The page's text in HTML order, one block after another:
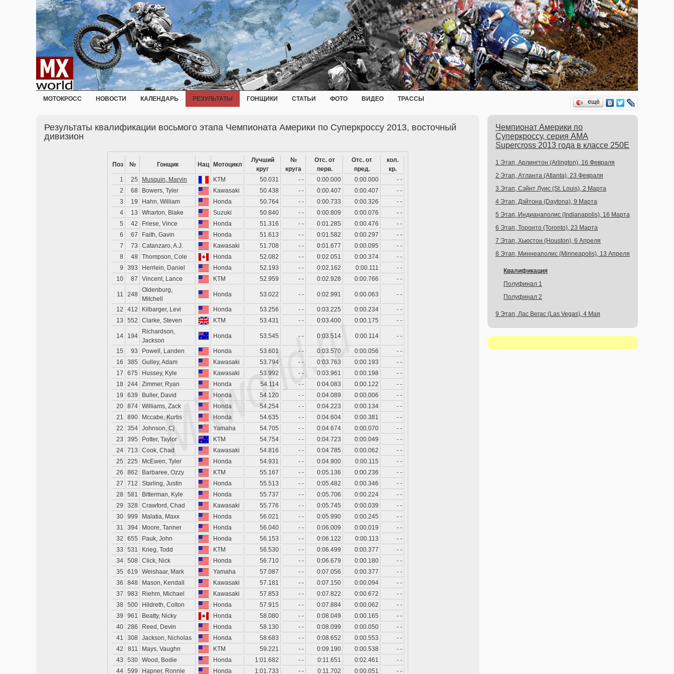
МОТОКРОСС НОВОСТИ КАЛЕНДАРЬ РЕЗУЛЬТАТЫ ГОНЩИКИ СТАТЬИ ФОТО ВИДЕО ТРАССЫ ещё
Результаты квалификации восьмого этапа Чемпионата Америки по Суперкроссу 2013, восточный
дивизион
Поз № Гонщик Нац Мотоцикл
Лучший
круг
№
круга
Отс. от
перв.
Отс. от
пред.
кол.
кр.
1
25 Musquin, Marvin KTM 50.031 - - 0:00.000 0:00.000
- -
2
68 Bowers, Tyler Kawasaki 50.438 - - 0:00.407 0:00.407
- -
3
19 Hahn, William Honda 50.764 - - 0:00.733 0:00.326
- -
4
13 Wharton, Blake Suzuki 50.840 - - 0:00.809 0:00.076
- -
5
42 Friese, Vince Honda 51.316 - - 0:01.285 0:00.476
- -
6
67 Faith, Gavin Honda 51.613 - - 0:01.582 0:00.297
- -
7
73 Catanzaro, A.J. Kawasaki 51.708 - - 0:01.677 0:00.095
- -
8
48 Thompson, Cole Honda 52.082 - - 0:02.051 0:00.374
- -
9
393 Herrlein, Daniel Honda 52.193 - - 0:02.162 0:00.111
- -
10
87 Vincent, Lance KTM 52.959 - - 0:02.928 0:00.766 - -
11 248
Oldenburg,
Mitchell
Honda 53.022 - - 0:02.991 0:00.063 - -
12 412 Kilbarger, Levi Honda 53.256 - - 0:03.225 0:00.234
- -
13
552 Clarke, Steven KTM 53.431 - - 0:03.400 0:00.175 - -
14 194
Richardson,
Jackson
Honda 53.545 - - 0:03.514 0:00.114 - -
15 93 Powell, Landen Honda 53.601 - - 0:03.570 0:00.056
- -
16
385 Gulley, Adam Kawasaki 53.794 - - 0:03.763 0:00.193
- -
17
675 Hussey, Kyle Kawasaki 53.992 - - 0:03.961 0:00.198
- -
18
244 Zimmer, Ryan Honda 54.114 - - 0:04.083 0:00.122
- -
19
639 Buller, David Honda 54.120 - - 0:04.089 0:00.006
- -
20 874 Williams, Zack Honda 54.254 - - 0:04.223 0:00.134
- -
21
890 Mccabe, Kurtis Honda 54.635 - - 0:04.604 0:00.381
- -
22
354 Johnson, Cj Yamaha 54.705 - - 0:04.674 0:00.070
- -
23
395 Potter, Taylor KTM 54.754 - - 0:04.723 0:00.049
- -
24 713 Cook, Chad Kawasaki 54.816 - - 0:04.785 0:00.062
- -
25
225 McEwen, Tyler Honda 54.931 - - 0:04.900 0:00.115
- -
26
862 Barbaree, Ozzy KTM 55.167 - - 0:05.136 0:00.236
- -
27
712 Starling, Justin Honda 55.513 - - 0:05.482 0:00.346
- -
28
581 Bitterman, Kyle Honda 55.737 - - 0:05.706 0:00.224
- -
29
328 Crawford, Chad Kawasaki 55.776 - - 0:05.745 0:00.039
- -
30 999 Malatia, Maxx Honda 56.021 - - 0:05.990 0:00.245
- -
31
394 Moore, Tanner Honda 56.040 - - 0:06.009 0:00.019
- -
32
655 Pauk, John Honda 56.153 - - 0:06.122 0:00.113
- -
33
531 Krieg, Todd KTM 56.530 - - 0:06.499 0:00.377
- -
34 508 Click, Nick Honda 56.710 - - 0:06.679 0:00.180
- -
35
619 Weishaar, Mark Yamaha 57.087 - - 0:07.056 0:00.377
- -
36
848 Mason, Kendall Kawasaki 57.181 - - 0:07.150 0:00.094
- -
37
983 Riehm, Michael Kawasaki 57.853 - - 0:07.822 0:00.672
- -
38
500 Hildreth, Colton Honda 57.915 - - 0:07.884 0:00.062
- -
39
961 Beatty, Nicky Honda 58.080 - - 0:08.049 0:00.165
- -
40 286 Reed, Devin Honda 58.130 - - 0:08.099 0:00.050
- -
41
308 Jackson, Nicholas Honda 58.683 - - 0:08.652 0:00.553
- -
42
811 Mays, Vaughn KTM 59.221 - - 0:09.190 0:00.538
- -
43
530 Wood, Bodie Honda 1:01.682 - - 0:11.651 0:02.461
- -
44 599 Hapner, Ronnie Honda 1:01.733 - - 0:11.702 0:00.051 - -
Чемпионат Америки по
Суперкроссу, серия AMA
Supercross 2013 года в классе 250E
1 Этап, Арлингтон (Arlington), 16 Февраля
2 Этап, Атланта (Atlanta), 23 Февраля
3 Этап, Сэйнт Луис (St. Louis), 2 Марта
4 Этап, Дэйтона (Daytona), 9 Марта
5 Этап, Индианаполис (Indianapolis), 16 Марта
6 Этап, Торонто (Toronto), 23 Марта
7 Этап, Хьюстон (Houston), 6 Апреля
8 Этап, Миннеаполис (Minneapolis), 13 Апреля
Квалификация
Полуфинал 1
Полуфинал 2
9 Этап, Лас Вегас (Las Vegas), 4 Мая